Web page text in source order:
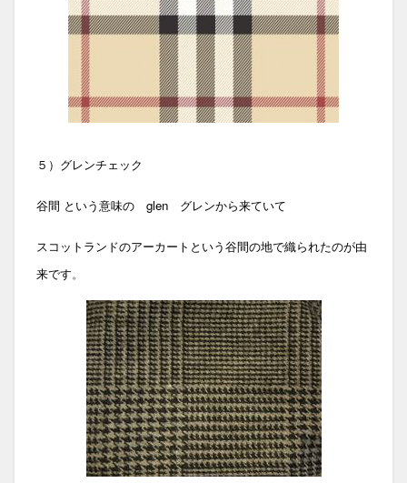
５）グレンチェック
谷間 という意味の glen グレンから来ていて
スコットランドのアーカートという谷間の地で織られたのが由
来です。